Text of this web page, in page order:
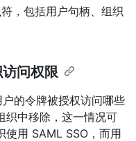
，包括用户句柄、组织
问权限
的令牌被授权访问哪些
织中移除，这一情况可
使用 SAML SSO，而用